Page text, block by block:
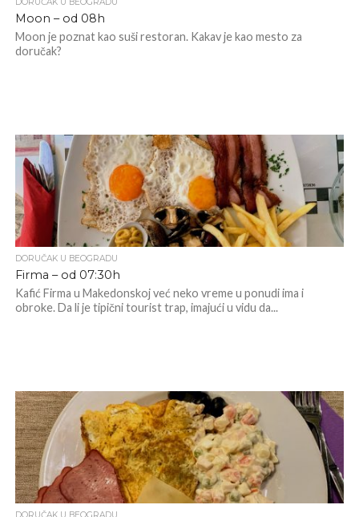
Moon – od 08h
Moon je poznat kao suši restoran. Kakav je kao mesto za
doručak?
DORUČAK U BEOGRADU
Firma – od 07:30h
Kafić Firma u Makedonskoj već neko vreme u ponudi ima i
obroke. Da li je tipični tourist trap, imajući u vidu da...